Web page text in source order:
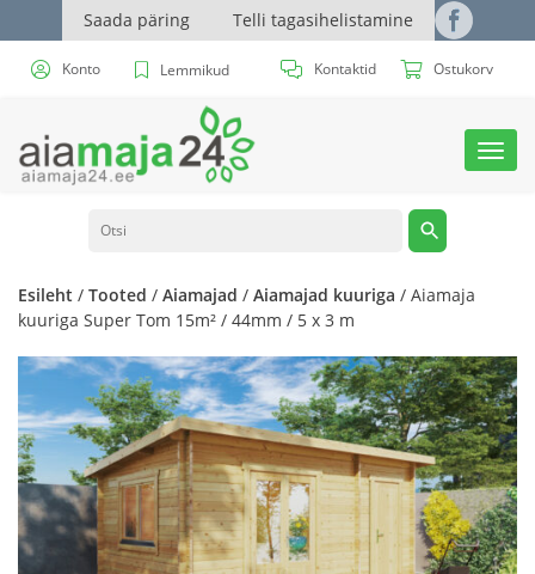
Saada päring Telli tagasihelistamine
Konto Lemmikud Kontaktid Ostukorv
Esileht / Tooted / Aiamajad / Aiamajad kuuriga / Aiamaja
kuuriga Super Tom 15m² / 44mm / 5 x 3 m